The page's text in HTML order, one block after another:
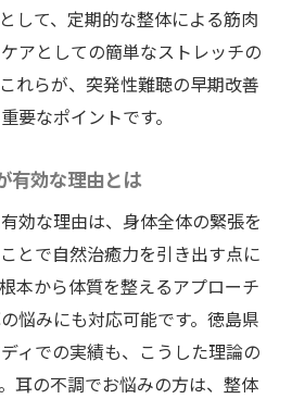
して、定期的な整体による筋肉
アとしての簡単なストレッチの
れらが、突発性難聴の早期改善
要なポイントです。
有効な理由とは
効な理由は、身体全体の緊張を
とで自然治癒力を引き出す点に
本から体質を整えるアプローチ
悩みにも対応可能です。徳島県
ィでの実績も、こうした理論の
耳の不調でお悩みの方は、整体